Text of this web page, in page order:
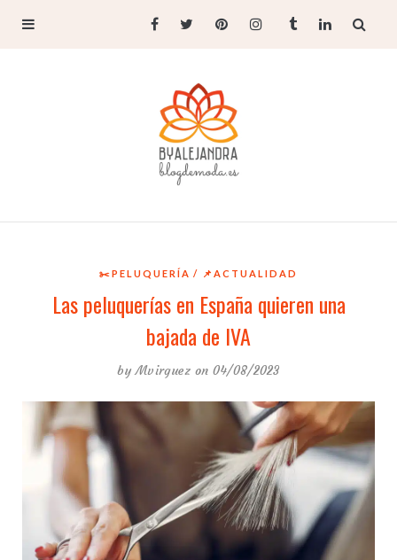
✂️PELUQUERÍA 📌ACTUALIDAD
Las peluquerías en España quieren una
bajada de IVA
byMvirguez on 04/08/2023